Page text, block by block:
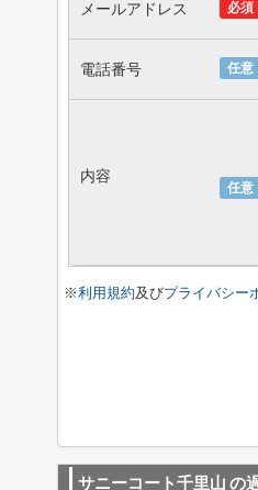
必須
メールアドレス
任意
電話番号
任意
内容
※利用規約及びプライバシー
サニーコート千里山 の